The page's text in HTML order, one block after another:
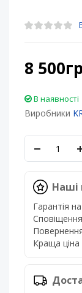
8
В наявності
Виробники
Наші
Гарантія
Краща ціна